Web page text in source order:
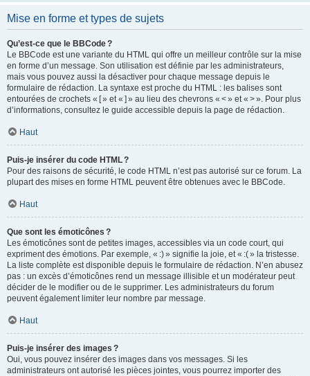
Mise en forme et types de sujets
Qu’est-ce que le BBCode ?
Le BBCode est une variante du HTML qui offre un meilleur contrôle sur la mise
en forme d’un message. Son utilisation est définie par les administrateurs,
mais vous pouvez aussi la désactiver pour chaque message depuis le
formulaire de rédaction. La syntaxe est proche du HTML : les balises sont
entourées de crochets « [ » et « ] » au lieu des chevrons « < » et « > ». Pour plus
d’informations, consultez le guide accessible depuis la page de rédaction.
Haut
Puis-je insérer du code HTML ?
Pour des raisons de sécurité, le code HTML n’est pas autorisé sur ce forum. La
plupart des mises en forme HTML peuvent être obtenues avec le BBCode.
Haut
Que sont les émoticônes ?
Les émoticônes sont de petites images, accessibles via un code court, qui
expriment des émotions. Par exemple, « :) » signifie la joie, et « :( » la tristesse.
La liste complète est disponible depuis le formulaire de rédaction. N’en abusez
pas : un excès d’émoticônes rend un message illisible et un modérateur peut
décider de le modifier ou de le supprimer. Les administrateurs du forum
peuvent également limiter leur nombre par message.
Haut
Puis-je insérer des images ?
Oui, vous pouvez insérer des images dans vos messages. Si les
administrateurs ont autorisé les pièces jointes, vous pourrez importer des